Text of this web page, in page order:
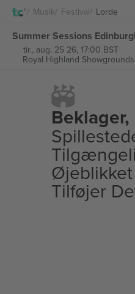
Musik Festival Lorde
tir., aug. 25 26, 17:00 BST
Royal Highland
Beklager,
Tilføjer